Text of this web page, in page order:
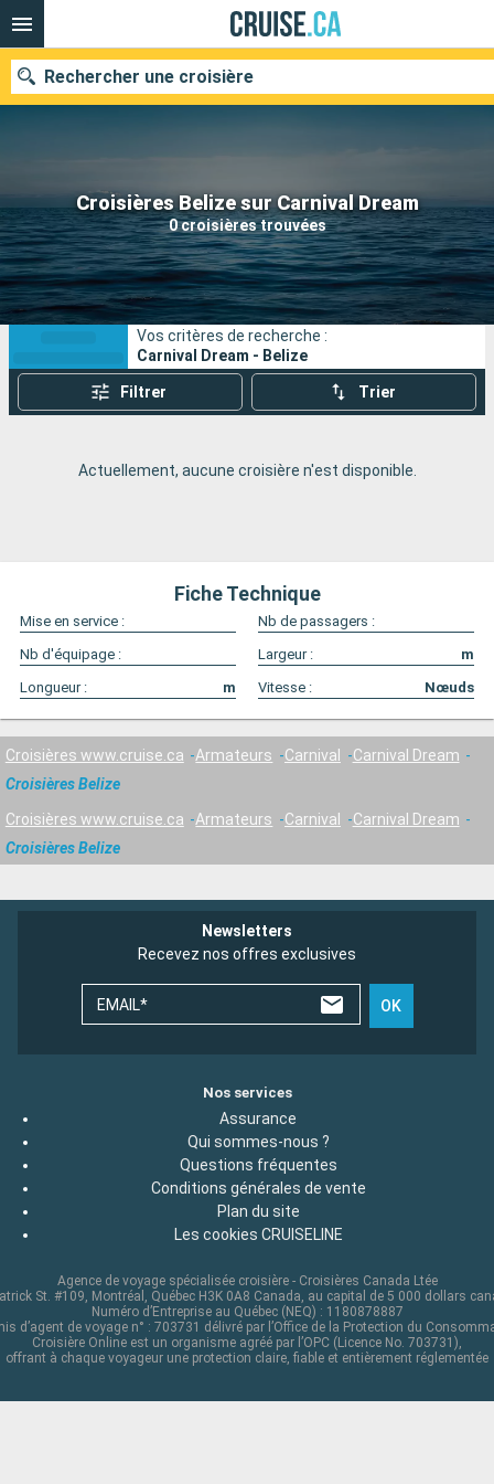
Croisières Belize sur Carnival Dream
0 croisières trouvées
Rechercher une croisière
Nos destinations
Mois de départ
Ports Compagnies
Rechercher
Vos critères de recherche :
Carnival Dream - Belize
Filtrer Trier
Actuellement, aucune croisière n'est disponible.
Fiche Technique
Mise en service :
Nb de passagers :
Nb d'équipage :
Largeur :
m
Longueur :
m Vitesse : Nœuds
Croisières www.cruise.ca Armateurs Carnival
Carnival Dream
Croisières Belize
Croisières www.cruise.ca Armateurs Carnival
Carnival Dream
Croisières Belize
Newsletters
Recevez nos offres exclusives
EMAIL* OK
Nos services
Assurance
Qui sommes-nous ?
Questions fréquentes
Conditions générales de vente
Plan du site
Les cookies CRUISELINE
Agence de voyage spécialisée croisière - Croisières Canada Ltée
St. #109, Montréal, Québec H3K 0A8 Canada, au capital de 5 000 dollars
Numéro d’Entreprise au Québec (NEQ) : 1180878887
d’agent de voyage n° : 703731 délivré par l’Office de la Protection du
Croisière Online est un organisme agréé par l’OPC (Licence No. 703731),
offrant à chaque voyageur une protection claire, fiable et entièrement réglementée